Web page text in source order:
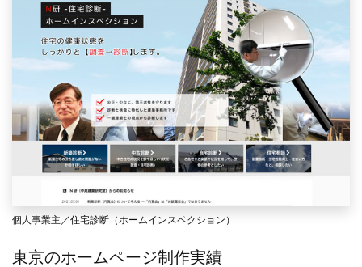
個人事業主／住宅診断（ホームインスペクション）
東京のホームページ制作実績